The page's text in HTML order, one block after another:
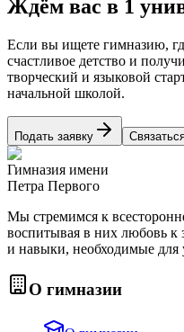
Ждём вас в 1
Если вы ищете гимназию,
счастливое детство и
творческий и языковой
начальной школой.
Подать заявку
Гимназия имени
Петра Первого
Мы стремимся к
воспитывая в них любовь
и навыки, необходимые для
О гимназии